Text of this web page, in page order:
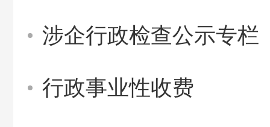
涉企行政检查公示专栏
行政事业性收费